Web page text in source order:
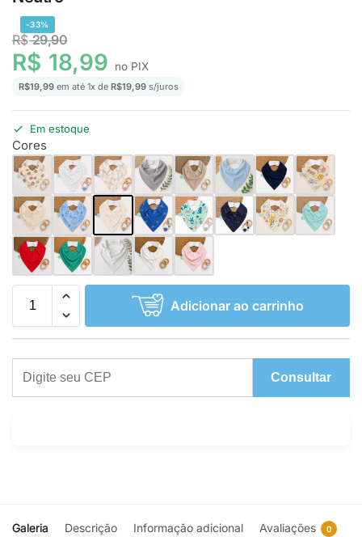
-33%
R$29,90
R$ 18,99 no PIX
R$19,99 em até 1x de R$19,99 s/juros
Em estoque
Cores
Adicionar ao carrinho
Consultar
Galeria Descrição Informação adicional Avaliações 0